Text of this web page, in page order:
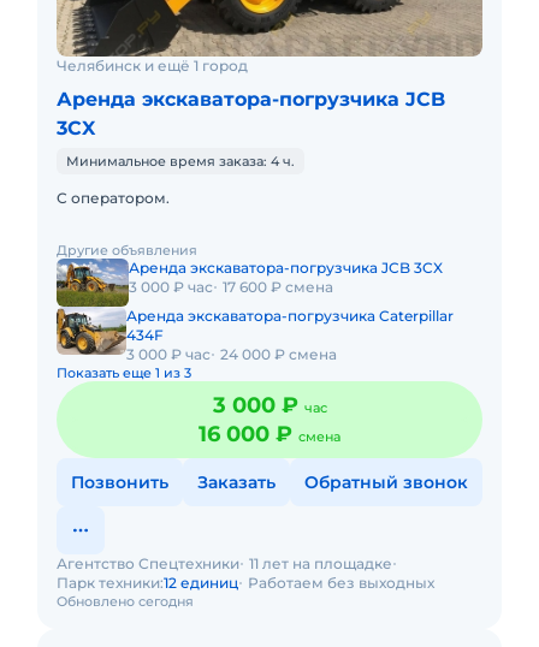
Челябинск и ещё 1 город
Аренда экскаватора-погрузчика JCB
3CX
Минимальное время заказа: 4 ч.
С оператором.
Другие объявления
Аренда экскаватора-погрузчика JCB 3CX
3 000 ₽ час 17 600 ₽ смена
Аренда экскаватора-погрузчика Caterpillar
434F
3 000 ₽ час
24 000 ₽ смена
Показать еще 1 из 3
3 000 ₽ час
16 000 ₽ смена
Позвонить Заказать Обратный звонок
Обновлено сегодня
Агентство Спецтехники 11 лет на площадке
Парк техники:12 единиц Работаем без выходных